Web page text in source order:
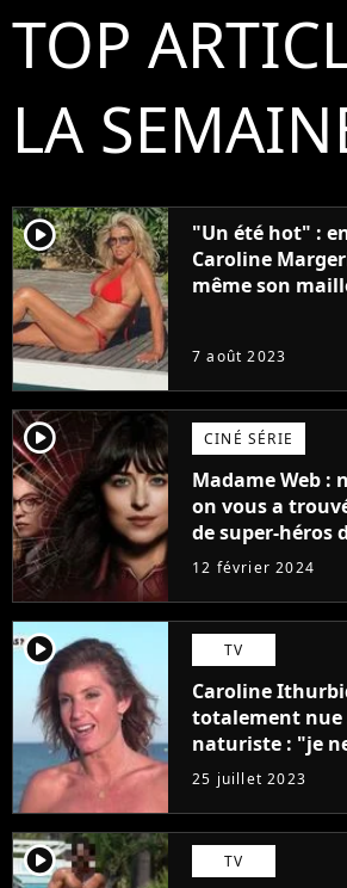
TOP
LA
player2
"Un été hot" :
Caroline
même son
7 août 2023
player2 CINÉ SÉRIE
Madame Web :
on vous a
de super-héros
12 février 2024
player2 TV
Caroline
totalement nue
naturiste : "je
j'arriverais à le
25 juillet 2023
player2 TV